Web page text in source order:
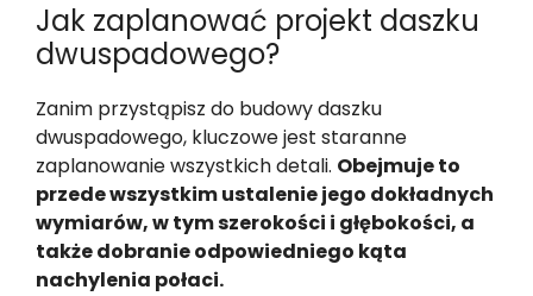
Jak zaplanować projekt daszku
dwuspadowego?
Zanim przystąpisz do budowy daszku
dwuspadowego, kluczowe jest staranne
zaplanowanie wszystkich detali. Obejmuje to
przede wszystkim ustalenie jego dokładnych
wymiarów, w tym szerokości i głębokości, a
także dobranie odpowiedniego kąta
nachylenia połaci.